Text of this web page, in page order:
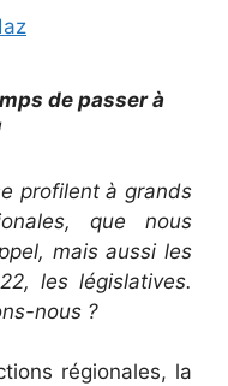
de passer à
profilent à grands
que nous
mais aussi les
les législatives.
nous ?
régionales, la